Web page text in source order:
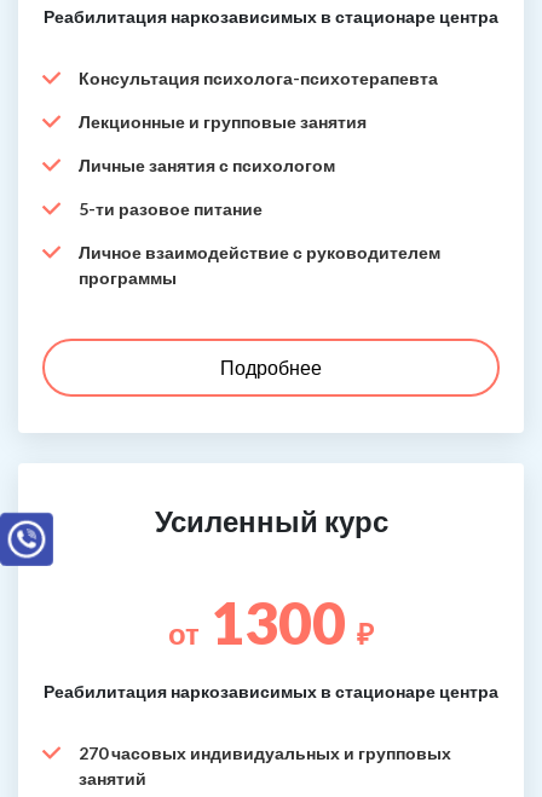
Реабилитация наркозависимых в стационаре центра
Консультация психолога-психотерапевта
Лекционные и групповые занятия
Личные занятия с психологом
5-ти разовое питание
Личное взаимодействие с руководителем
программы
Подробнее
Усиленный курс
от 1300 ₽
Реабилитация наркозависимых в стационаре центра
270 часовых индивидуальных и групповых
занятий